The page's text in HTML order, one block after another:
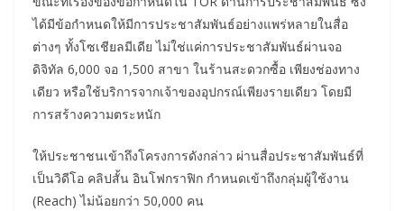
ได้มีข้อกำหนดให้มีการประชาสัมพันธ์อย่างแพร่หลายในสื่อ
ต่างๆ ทั้งโซเชียลมีเดีย ไม่ใช่แค่การประชาสัมพันธ์ผ่านจอ
ดิจิทัล 6,000 จอ 1,500 สาขา ในร้านสะดวกซื้อ เพียงช่องทาง
เดียว หรือใช้บริการจากเจ้าของอุปกรณ์เพียงรายเดียว โดยมี
การสร้างความตระหนัก
ให้ประชาชนเข้าถึงโครงการดังกล่าว ผ่านสื่อประชาสัมพันธ์ที่
เป็นวิดีโอ คลิปสั้น อินโฟกราฟิก กำหนดเข้าถึงกลุ่มผู้ใช้งาน
(Reach) ไม่น้อยกว่า 50,000 คน